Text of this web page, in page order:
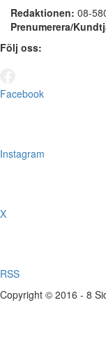
Redaktionen: 08-
Prenumerera/
Följ oss:
Facebook
Instagram
X
RSS
Copyright © 2016 - 8